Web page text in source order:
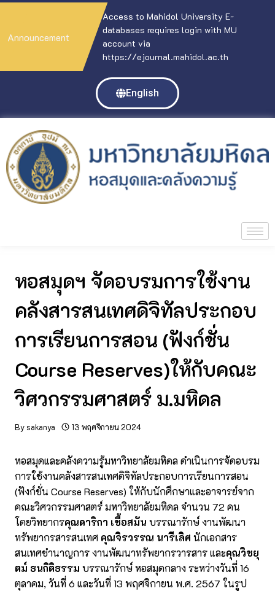
Announcement
Access to Mahidol University E-
databases requires login with MU
account via
https://ejournal.mahidol.ac.th
English
หอสมุดฯ จัดอบรมการใช้งาน
คลังสารสนเทศดิจิทัลประกอบ
การเรียนการสอน (ฟังก์ชั่น
Course Reserves)ให้กับคณะ
วิศวกรรมศาสตร์ ม.มหิดล
By sakanya 13 พฤศจิกายน 2024
หอสมุดและคลังความรู้มหาวิทยาลัยมหิดล ดำเนินการจัดอบรม
การใช้งานคลังสารสนเทศดิจิทัลประกอบการเรียนการสอน
(ฟังก์ชั่น Course Reserves) ให้กับนักศึกษาและอาจารย์จาก
คณะวิศวกรรมศาสตร์ มหาวิทยาลัยมหิดล จำนวน 72 คน
โดยวิทยากรคุณดาริกา เชื้อสมัน บรรณารักษ์ งานพัฒนา
ทรัพยากรสารสนเทศ คุณจิรวรรณ นารีเลิศ นักเอกสาร
สนเทศชำนาญการ งานพัฒนาทรัพยากรวารสาร และคุณวิชยุ
ตม์ ธนกิติธรรม บรรณารักษ์ หอสมุดกลาง ระหว่างวันที่ 16
ตุลาคม, วันที่ 6 และวันที่ 13 พฤศจิกายน พ.ศ. 2567 ในรูป